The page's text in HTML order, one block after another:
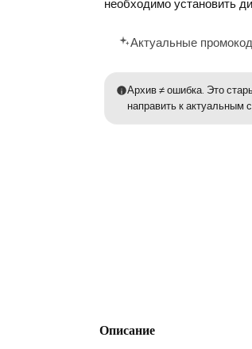
Актуальные
Архив ≠ ошибка. Это
направить к актуальным
Описание